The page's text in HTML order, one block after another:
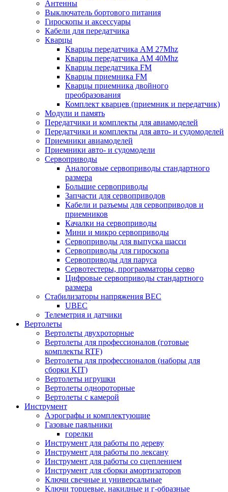
Антенны
Выключатель бортового питания
Гироскопы и аксессуары
Кабели для передатчика
Кварцы
Кварцы передатчика AM 27Mhz
Кварцы передатчика AM 40Mhz
Кварцы передатчика FM
Кварцы приемника FM
Кварцы приемника двойного
преобразования
Комплект кварцев (приемник и передатчик)
Модули и память
Передатчики и комплекты для авиамоделей
Передатчики и комплекты для авто- и судомоделей
Приемники авиамоделей
Приемники авто- и судомодели
Сервоприводы
Аналоговые сервоприводы стандартного
размера
Большие сервоприводы
Запчасти для сервоприводов
Кабели и разъемы для сервоприводов и
приемников
Качалки на сервоприводы
Мини и микро сервоприводы
Сервоприводы для выпуска шасси
Сервоприводы для гироскопа
Сервоприводы для паруса
Сервотестеры, программаторы серво
Цифровые сервоприводы стандартного
размера
Стабилизаторы напряжения BEC
UBEC
Телеметрия и датчики
Вертолеты
Вертолеты двухроторные
Вертолеты для профессионалов (готовые
комплекты RTF)
Вертолеты для профессионалов (наборы для
сборки KIT)
Вертолеты игрушки
Вертолеты однороторные
Вертолеты с камерой
Инструмент
Аэрографы и комплектующие
Газовые паяльники
горелки
Инструмент для работы по дереву
Инструмент для работы по лексану
Инструмент для работы со сцеплением
Инструмент для сборки амортизаторов
Ключи свечные и универсальные
Ключи торцевые, накидные и г-образные